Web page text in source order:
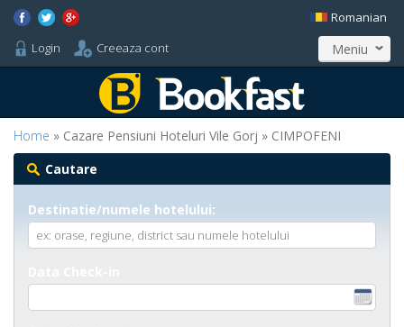
Login Creeaza cont
Romanian
Meniu
Home » Cazare Pensiuni Hoteluri Vile Gorj » CIMPOFENI
Cautare
Destinatie/numele hotelului: